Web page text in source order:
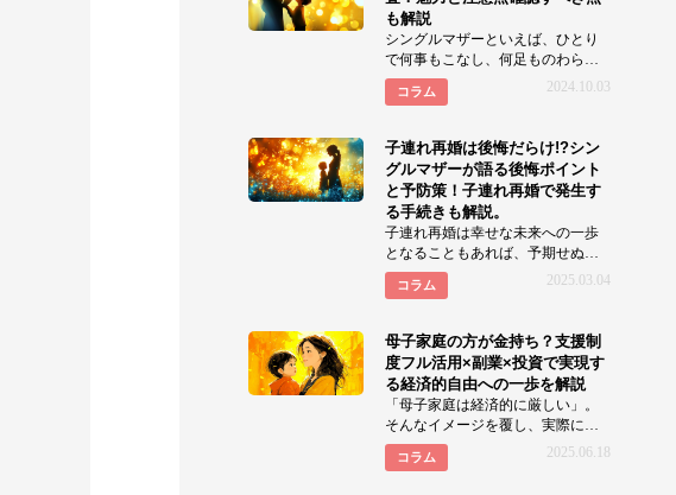
も解説
シングルマザーといえば、ひとり
で何事もこなし、何足ものわらじ
を履いているイメージが強いです
よね。しかしシングルマザーだ
コラム 2024.10.03
子連れ再婚は後悔だらけ!?シン
グルマザーが語る後悔ポイント
と予防策！子連れ再婚で発生す
る手続きも解説。
子連れ再婚は幸せな未来への一歩
となることもあれば、予期せぬ困
難や後悔に繋がるケースもありま
す。「本当にこの選択でよかっ
コラム 2025.03.04
母子家庭の方が金持ち？支援制
度フル活用×副業×投資で実現す
る経済的自由への一歩を解説
「母子家庭は経済的に厳しい」。
そんなイメージを覆し、実際に経
済的な豊かさを実現している家庭
も少なくありません。
コラム 2025.06.18